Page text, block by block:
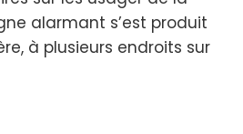
alarmant s’est produit
à plusieurs endroits sur